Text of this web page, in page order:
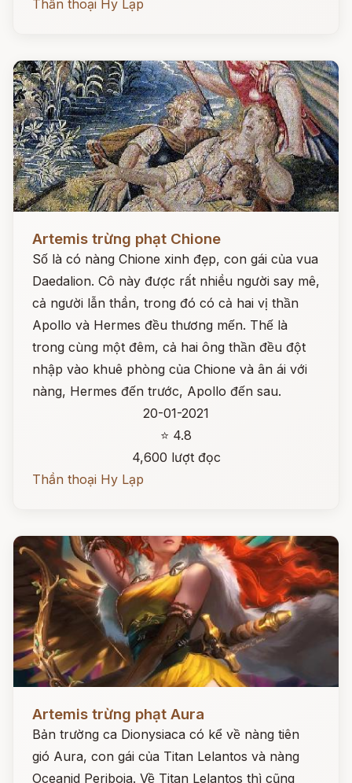
Thần thoại Hy Lạp
Artemis trừng phạt Chione
Số là có nàng Chione xinh đẹp, con gái của vua
Daedalion. Cô này được rất nhiều người say mê,
cả người lẫn thần, trong đó có cả hai vị thần
Apollo và Hermes đều thương mến. Thế là
trong cùng một đêm, cả hai ông thần đều đột
nhập vào khuê phòng của Chione và ân ái với
nàng, Hermes đến trước, Apollo đến sau.
20-01-2021
⭐ 4.8
4,600 lượt đọc
Thần thoại Hy Lạp
Artemis trừng phạt Aura
Bản trường ca Dionysiaca có kể về nàng tiên
gió Aura, con gái của Titan Lelantos và nàng
Oceanid Periboia. Về Titan Lelantos thì cũng